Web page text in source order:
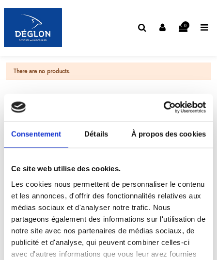
Consentement Détails À propos des cookies
Ce site web utilise des cookies.
Les cookies nous permettent de personnaliser le contenu
et les annonces, d'offrir des fonctionnalités relatives aux
médias sociaux et d'analyser notre trafic. Nous
partageons également des informations sur l'utilisation de
notre site avec nos partenaires de médias sociaux, de
publicité et d'analyse, qui peuvent combiner celles-ci
avec d'autres informations que vous leur avez fournies
0
There are no products.